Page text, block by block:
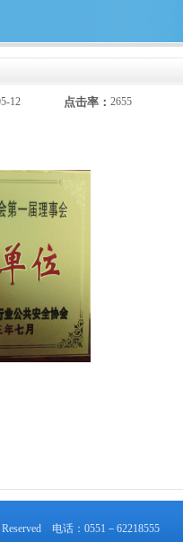
12 点击率： 2655
电话：0551－62218555